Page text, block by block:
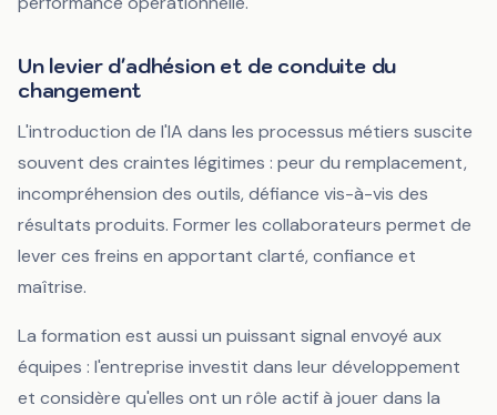
Un levier d'adhésion et de conduite du
changement
L'introduction de l'IA dans les processus métiers suscite
souvent des craintes légitimes : peur du remplacement,
incompréhension des outils, défiance vis-à-vis des
résultats produits. Former les collaborateurs permet de
lever ces freins en apportant clarté, confiance et
maîtrise.
La formation est aussi un puissant signal envoyé aux
équipes : l'entreprise investit dans leur développement
et considère qu'elles ont un rôle actif à jouer dans la